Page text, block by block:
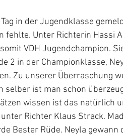
in der Jugendklasse
fehlte. Unter Richterin Hassi
VDH Jugendchampion.
2 in der Championklasse,
Zu unserer Überraschung
selber ist man schon
wissen ist das natürlich
Richter Klaus Strack.
Bester Rüde. Neyla